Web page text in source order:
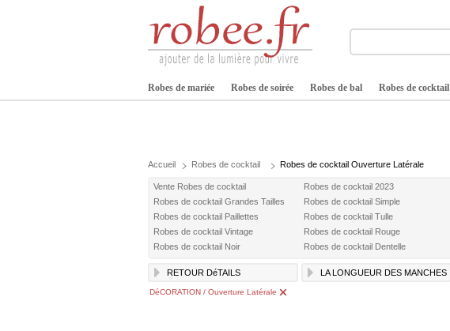
Robes de mariée Robes de soirée Robes de bal Robes de cocktail
Accueil Robes de cocktail Robes de cocktail Ouverture Latérale
Vente Robes de cocktail Robes de cocktail 2023
Robes de cocktail Grandes Tailles
Robes de cocktail Simple
Robes de cocktail Paillettes
Robes de cocktail Tulle
Robes de cocktail Vintage
Robes de cocktail Rouge
Robes de cocktail Noir
Robes de cocktail Dentelle
RETOUR DéTAILS LA LONGUEUR DES MANCHES
DéCORATION / Ouverture Latérale